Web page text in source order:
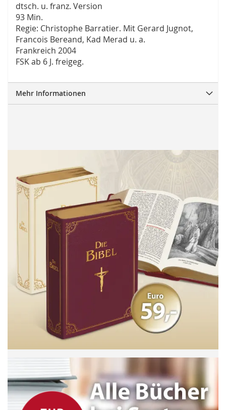
dtsch. u. franz. Version
93 Min.
Regie: Christophe Barratier. Mit Gerard Jugnot,
Francois Bereand, Kad Merad u. a.
Frankreich 2004
FSK ab 6 J. freigeg.
Mehr Informationen